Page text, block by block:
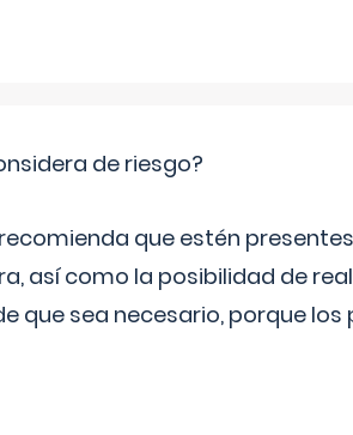
de riesgo?
que estén
así como la posibilidad de
que sea necesario, porque